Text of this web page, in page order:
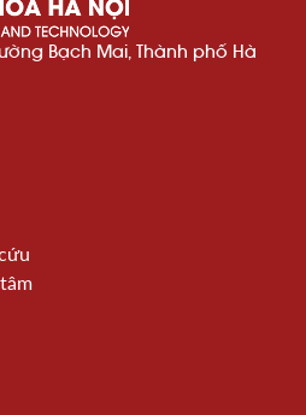
Bạch Mai, Thành phố Hà